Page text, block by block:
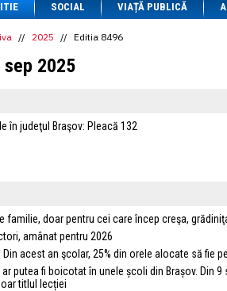
1 CAD= 3.1559
1 CHF= 5.2813
1 RSD= 0.0425
1 SEK = 0.4526
= 0.1141
1 UAH= 0.1048
SOCIAL VIAȚĂ PUBLICĂ
// 2025 // Editia 8496
2025
în judeţul Braşov: Pleacă 132
familie, doar pentru cei care încep creşa,
amânat pentru 2026
Din acest an şcolar, 25% din orele alocate să fie
ar putea fi boicotat în unele școli din Brașov. Din
titlul lecției